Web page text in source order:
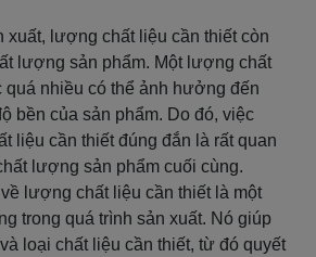
xuất, lượng chất liệu cần thiết còn
lượng sản phẩm. Một lượng chất
quá nhiều có thể ảnh hưởng đến
bền của sản phẩm. Do đó, việc
liệu cần thiết đúng đắn là rất quan
lượng sản phẩm cuối cùng.
lượng chất liệu cần thiết là một
trong quá trình sản xuất. Nó giúp
loại chất liệu cần thiết, từ đó quyết